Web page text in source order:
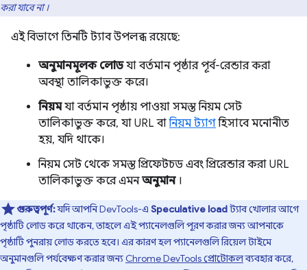
করা যাবে না ।
এই বিভাগে তিনটি ট্যাব উপলব্ধ রয়েছে:
অনুমানমূলক লোডযা বর্তমান পৃষ্ঠার পূর্ব-রেন্ডার করা
অবস্থা তালিকাভুক্ত করে।
নিয়মযা বর্তমান পৃষ্ঠায় পাওয়া সমস্ত নিয়ম সেট
তালিকাভুক্ত করে, যা URL বানিয়ম ট্যাগহিসাবে মনোনীত
হয়, যদি থাকে।
নিয়ম সেট থেকে সমস্ত প্রিফেটচড এবং প্রিরেন্ডার করা URL
তালিকাভুক্ত করে এমনঅনুমান।
গুরুত্বপূর্ণ:যদি আপনি DevTools-এ Speculative loadট্যাব খোলার আগে
পৃষ্ঠাটি লোড করে থাকেন, তাহলে এই প্যানেলগুলি পূরণ করার জন্য আপনাকে
পৃষ্ঠাটি পুনরায় লোড করতে হবে। এর কারণ হল প্যানেলগুলি রিয়েল টাইমে
অনুমানগুলি পর্যবেক্ষণ করার জন্য Chrome DevTools প্রোটোকলব্যবহার করে,